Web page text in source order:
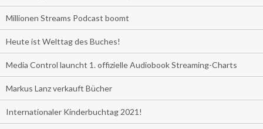
Millionen Streams Podcast boomt
Heute ist Welttag des Buches!
Media Control launcht 1. offizielle Audiobook Streaming-Charts
Markus Lanz verkauft Bücher
Internationaler Kinderbuchtag 2021!